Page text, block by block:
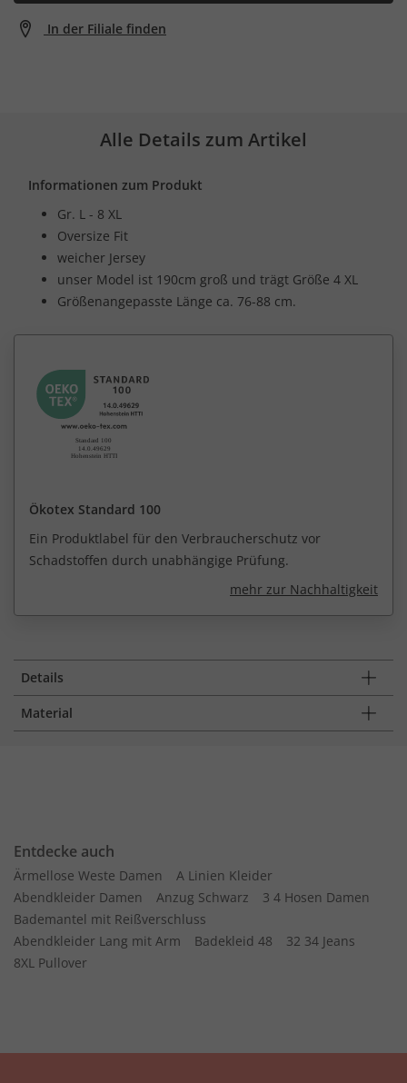
In der Filiale finden
Alle Details zum Artikel
Informationen zum Produkt
Gr. L - 8 XL
Oversize Fit
weicher Jersey
unser Model ist 190cm groß und trägt Größe 4 XL
Größenangepasste Länge ca. 76-88 cm.
Ökotex Standard 100
Ein Produktlabel für den Verbraucherschutz vor
Schadstoffen durch unabhängige Prüfung.
mehr zur Nachhaltigkeit
Details
Material
Entdecke auch
Ärmellose Weste Damen
A Linien Kleider
Abendkleider Damen
Anzug Schwarz
3 4 Hosen Damen
Bademantel mit Reißverschluss
Abendkleider Lang mit Arm
Badekleid 48
32 34 Jeans
8XL Pullover